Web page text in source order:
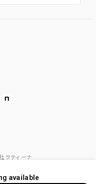
ティーナ
available